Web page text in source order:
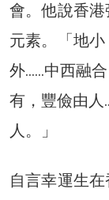
會。他說香
元素。「地
外……中西融
有，豐儉由
人。」
自言幸運生